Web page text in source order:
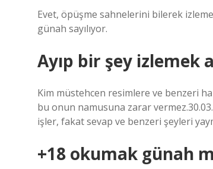
Evet, öpüşme sahnelerini bilerek
günah sayılıyor.
Ayıp bir şey izlemek
Kim müstehcen resimlere ve benzeri
bu onun namusuna zarar
işler, fakat sevap ve benzeri şeyleri
+18 okumak günah